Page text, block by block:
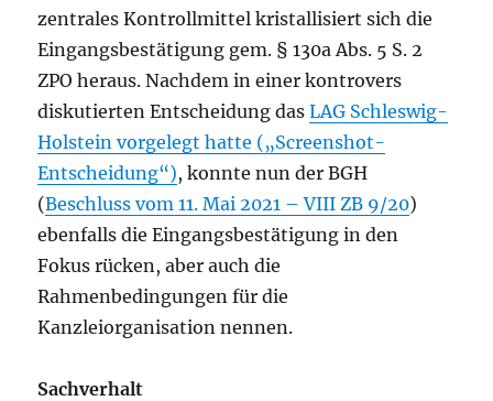
zentrales Kontrollmittel kristallisiert sich die
Eingangsbestätigung gem. § 130a Abs. 5 S. 2
ZPO heraus. Nachdem in einer kontrovers
diskutierten Entscheidung dasLAG Schleswig-
Holstein vorgelegt hatte („Screenshot-
Entscheidung“), konnte nun der BGH
(Beschluss vom 11. Mai 2021 – VIII ZB 9/20)
ebenfalls die Eingangsbestätigung in den
Fokus rücken, aber auch die
Rahmenbedingungen für die
Kanzleiorganisation nennen.
Sachverhalt